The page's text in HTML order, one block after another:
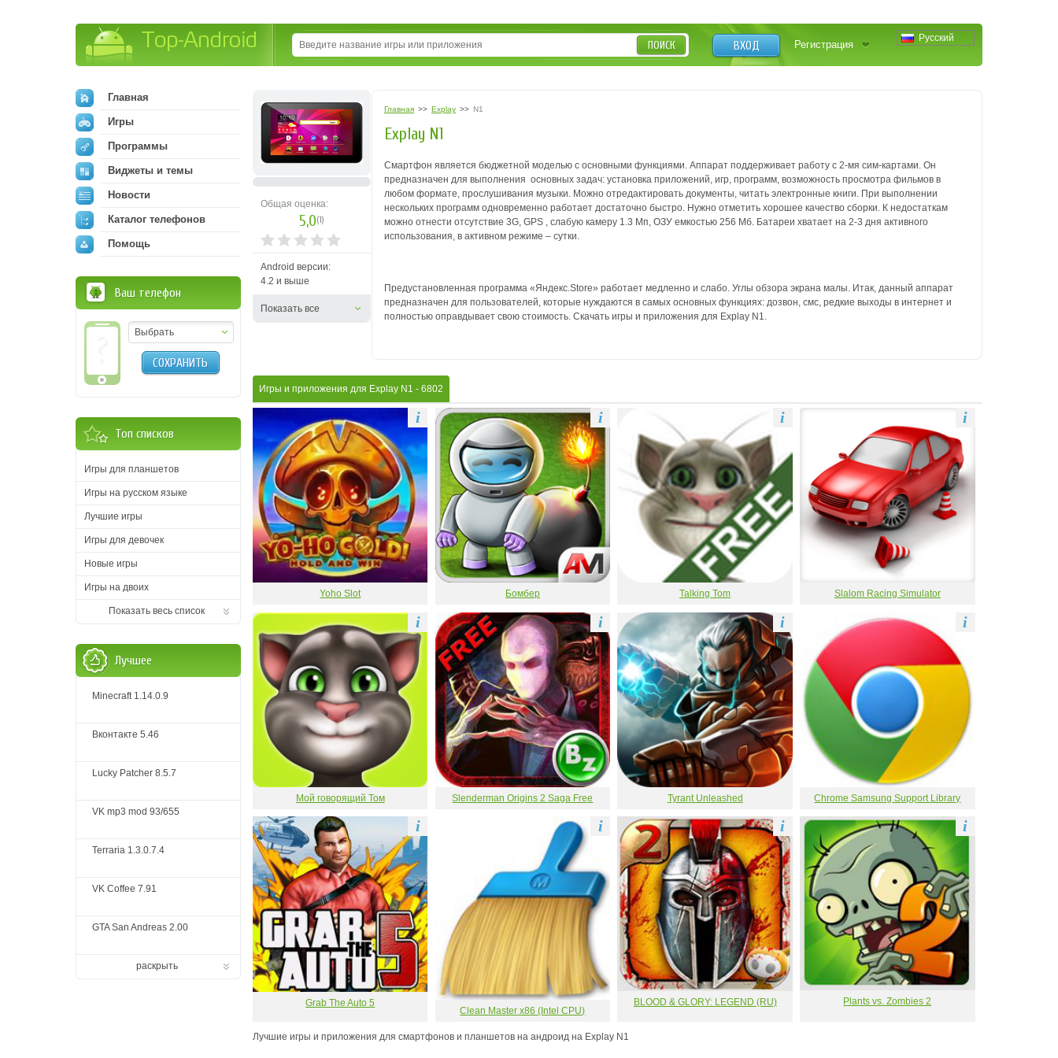
Русский
ВХОД Регистрация
ПОИСК
Общая оценка:
5,0(1)
Android версии:
4.2 и выше
Показать все
Главная >> Explay >> N1
Explay N1
Смартфон является бюджетной моделью с основными функциями. Аппарат поддерживает работу с 2-мя сим-картами. Он
предназначен для выполнения основных задач: установка приложений, игр, программ, возможность просмотра фильмов в
любом формате, прослушивания музыки. Можно отредактировать документы, читать электронные книги. При выполнении
нескольких программ одновременно работает достаточно быстро. Нужно отметить хорошее качество сборки. К недостаткам
можно отнести отсутствие 3G, GPS , слабую камеру 1.3 Мп, ОЗУ емкостью 256 Мб. Батареи хватает на 2-3 дня активного
использования, в активном режиме – сутки.
Предустановленная программа «Яндекс.Store» работает медленно и слабо. Углы обзора экрана малы. Итак, данный аппарат
предназначен для пользователей, которые нуждаются в самых основных функциях: дозвон, смс, редкие выходы в интернет и
полностью оправдывает свою стоимость. Скачать игры и приложения для Explay N1.
Игры и приложения для Explay N1 - 6802
Yoho Slot
i
Бомбер
i
Talking Tom
i
Slalom Racing Simulator
i
Мой говорящий Том
i
Slenderman Origins 2 Saga Free
i
Tyrant Unleashed
i
Chrome Samsung Support Library
i
Grab The Auto 5
i
Clean Master x86 (Intel CPU)
i
BLOOD & GLORY: LEGEND (RU)
i
Plants vs. Zombies 2
i
Лучшие игры и приложения для смартфонов и планшетов на андроид на Explay N1
Главная
Игры
Программы
Виджеты и темы
Новости
Каталог телефонов
Помощь
Ваш телефон
Выбрать
СОХРАНИТЬ
Топ списков
Игры для планшетов
Игры на русском языке
Лучшие игры
Игры для девочек
Новые игры
Игры на двоих
Показать весь список
Лучшее
Minecraft 1.14.0.9
Вконтакте 5.46
Lucky Patcher 8.5.7
VK mp3 mod 93/655
Terraria 1.3.0.7.4
VK Coffee 7.91
GTA San Andreas 2.00
раскрыть